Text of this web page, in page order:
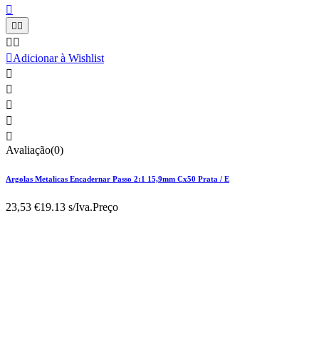

 
 
Adicionar à Wishlist





Avaliação(0)
Argolas Metalicas Encadernar Passo 2:1 15,9mm Cx50 Prata / E
23,53 €19.13 s/Iva.Preço